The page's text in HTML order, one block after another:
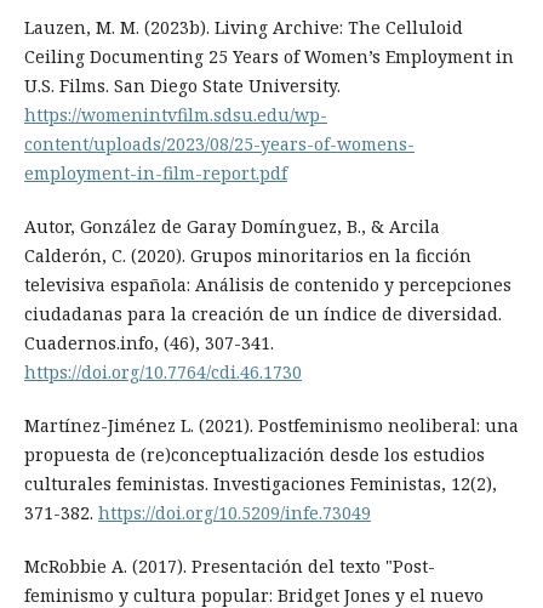
Lauzen, M. M. (2023b). Living Archive: The Celluloid
Ceiling Documenting 25 Years of Women’s Employment in
U.S. Films. San Diego State University.
https://womenintvfilm.sdsu.edu/wp-
content/uploads/2023/08/25-years-of-womens-
employment-in-film-report.pdf
Autor, González de Garay Domínguez, B., & Arcila
Calderón, C. (2020). Grupos minoritarios en la ficción
televisiva española: Análisis de contenido y percepciones
ciudadanas para la creación de un índice de diversidad.
Cuadernos.info, (46), 307-341.
https://doi.org/10.7764/cdi.46.1730
Martínez-Jiménez L. (2021). Postfeminismo neoliberal: una
propuesta de (re)conceptualización desde los estudios
culturales feministas. Investigaciones Feministas, 12(2),
371-382. https://doi.org/10.5209/infe.73049
McRobbie A. (2017). Presentación del texto "Post-
feminismo y cultura popular: Bridget Jones y el nuevo